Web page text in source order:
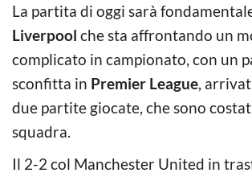
La partita di oggi sarà
Liverpool che sta affrontando un
complicato in campionato, con un
sconfitta in Premier League,
due partite giocate, che sono
squadra.
Il 2-2 col Manchester United in